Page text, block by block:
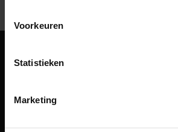
Voorkeuren
Statistieken
Marketing